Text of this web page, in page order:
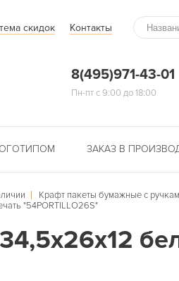
скидок Контакты
8(495)971-43-01
Пн-пт с 9:00 до 18:00
ЗАКАЗ В
Крафт пакеты бумажные с
"54PORTILLO26S"